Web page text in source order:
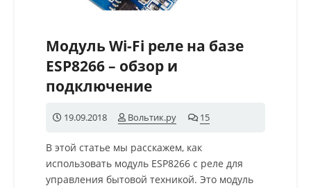
Модуль Wi-Fi реле на базе
ESP8266 – обзор и
подключение
19.09.2018 Вольтик.ру 15
В этой статье мы расскажем, как
использовать модуль ESP8266 с реле для
управления бытовой техникой. Это модуль